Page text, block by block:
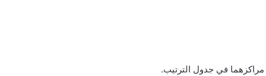
مراكزهما في جدول الترتيب.